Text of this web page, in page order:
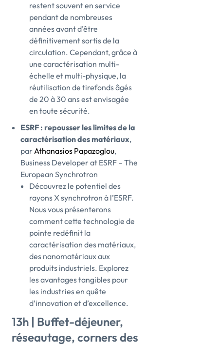
restent souvent en service
pendant de nombreuses
années avant d’être
définitivement sortis de la
circulation. Cependant, grâce à
une caractérisation multi-
échelle et multi-physique, la
réutilisation de tirefonds âgés
de 20 à 30 ans est envisagée
en toute sécurité.
ESRF : repousser les limites de la
caractérisation des matériaux,
parAthanasios Papazoglou,
Business Developer at ESRF – The
European Synchrotron
Découvrez le potentiel des
rayons X synchrotron à l’ESRF.
Nous vous présenterons
comment cette technologie de
pointe redéfinit la
caractérisation des matériaux,
des nanomatériaux aux
produits industriels. Explorez
les avantages tangibles pour
les industries en quête
d’innovation et d’excellence.
13h | Buffet-déjeuner,
réseautage, corners des